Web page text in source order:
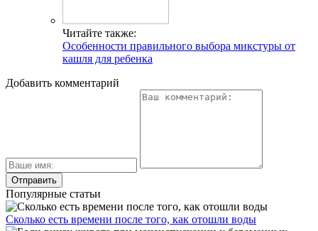
Читайте также:
Особенности правильного выбора микстуры от
кашля для ребенка
Добавить комментарий
Популярные статьи
Сколько есть времени после того, как отошли воды